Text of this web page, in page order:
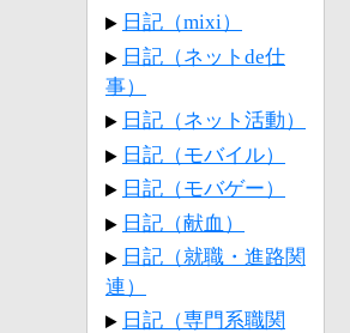
日記（mixi）
日記（ネットde仕
事）
日記（ネット活動）
日記（モバイル）
日記（モバゲー）
日記（献血）
日記（就職・進路関
連）
日記（専門系職関